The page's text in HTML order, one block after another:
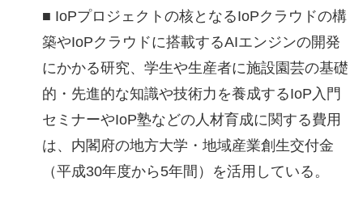
■ IoPプロジェクトの核となるIoPクラウドの構
築やIoPクラウドに搭載するAIエンジンの開発
にかかる研究、学生や生産者に施設園芸の基礎
的・先進的な知識や技術力を養成するIoP入門
セミナーやIoP塾などの人材育成に関する費用
は、内閣府の地方大学・地域産業創生交付金
（平成30年度から5年間）を活用している。